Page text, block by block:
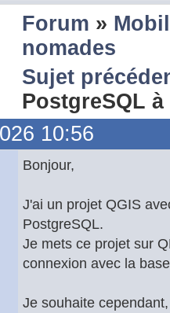
Forum »
nomades
Sujet
PostgreSQL
10:56
Bonjour,
J'ai un projet QGIS
PostgreSQL.
Je mets ce projet sur
connexion avec la
Je souhaite